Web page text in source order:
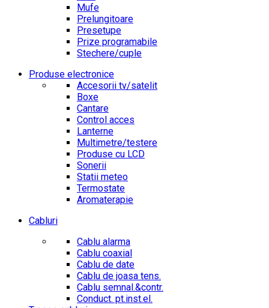
Mufe
Prelungitoare
Presetupe
Prize programabile
Stechere/cuple
Produse electronice
Accesorii tv/satelit
Boxe
Cantare
Control acces
Lanterne
Multimetre/testere
Produse cu LCD
Sonerii
Statii meteo
Termostate
Aromaterapie
Cabluri
Cablu alarma
Cablu coaxial
Cablu de date
Cablu de joasa tens.
Cablu semnal.&contr.
Conduct. pt.inst.el.